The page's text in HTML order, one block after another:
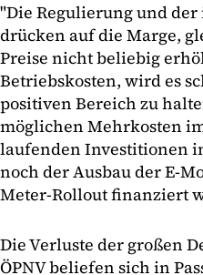
"Die Regulierung und
drücken auf die Marge,
Preise nicht beliebig
Betriebskosten, wird es
positiven Bereich zu
möglichen Mehrkosten
laufenden Investitionen
noch der Ausbau der E-
Meter-Rollout finanziert
Die Verluste der großen
ÖPNV beliefen sich in